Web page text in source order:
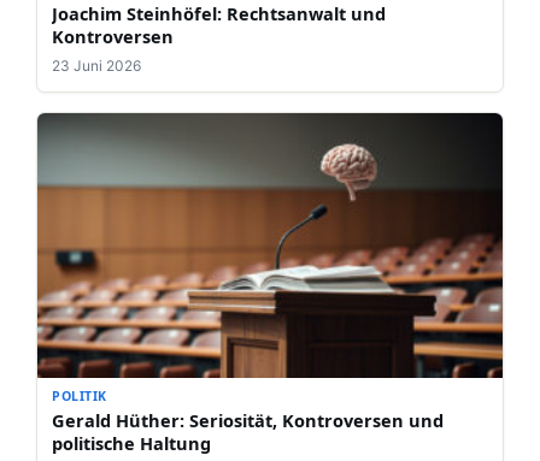
Joachim Steinhöfel: Rechtsanwalt und
Kontroversen
23 Juni 2026
POLITIK
Gerald Hüther: Seriosität, Kontroversen und
politische Haltung